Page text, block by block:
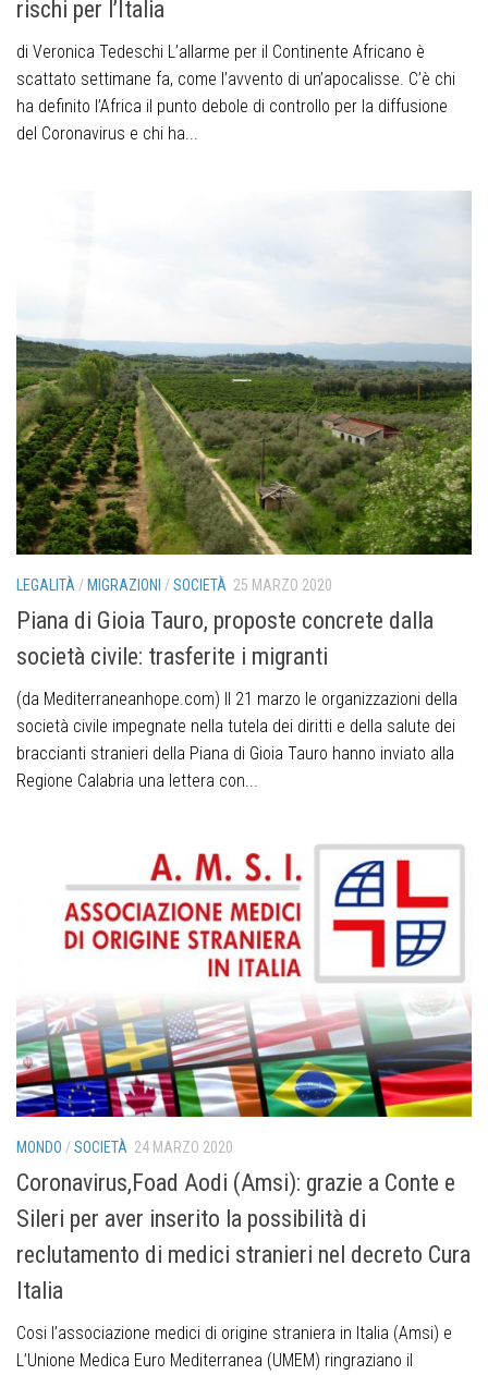
rischi per l’Italia
di Veronica Tedeschi L’allarme per il Continente Africano è
scattato settimane fa, come l’avvento di un’apocalisse. C’è chi
ha definito l’Africa il punto debole di controllo per la diffusione
del Coronavirus e chi ha...
LEGALITÀ /MIGRAZIONI /SOCIETÀ 25 MARZO 2020
Piana di Gioia Tauro, proposte concrete dalla
società civile: trasferite i migranti
(da Mediterraneanhope.com) Il 21 marzo le organizzazioni della
società civile impegnate nella tutela dei diritti e della salute dei
braccianti stranieri della Piana di Gioia Tauro hanno inviato alla
Regione Calabria una lettera con...
MONDO /SOCIETÀ 24 MARZO 2020
Coronavirus,Foad Aodi (Amsi): grazie a Conte e
Sileri per aver inserito la possibilità di
reclutamento di medici stranieri nel decreto Cura
Italia
Cosi l’associazione medici di origine straniera in Italia (Amsi) e
L’Unione Medica Euro Mediterranea (UMEM) ringraziano il